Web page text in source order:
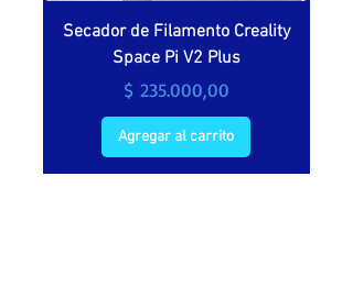
Secador de Filamento Creality
Space Pi V2 Plus
Precio
$ 235.000,00
Agregar al carrito